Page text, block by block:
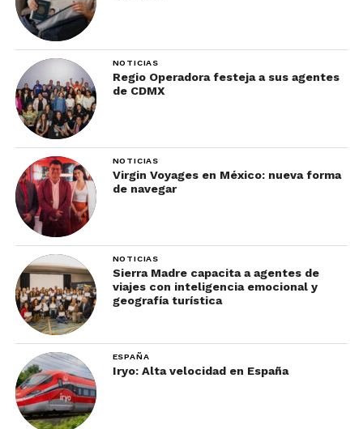
NOTICIAS
Regio Operadora festeja a sus agentes
de CDMX
NOTICIAS
Virgin Voyages en México: nueva forma
de navegar
NOTICIAS
Sierra Madre capacita a agentes de
viajes con inteligencia emocional y
geografía turística
ESPAÑA
Iryo: Alta velocidad en España